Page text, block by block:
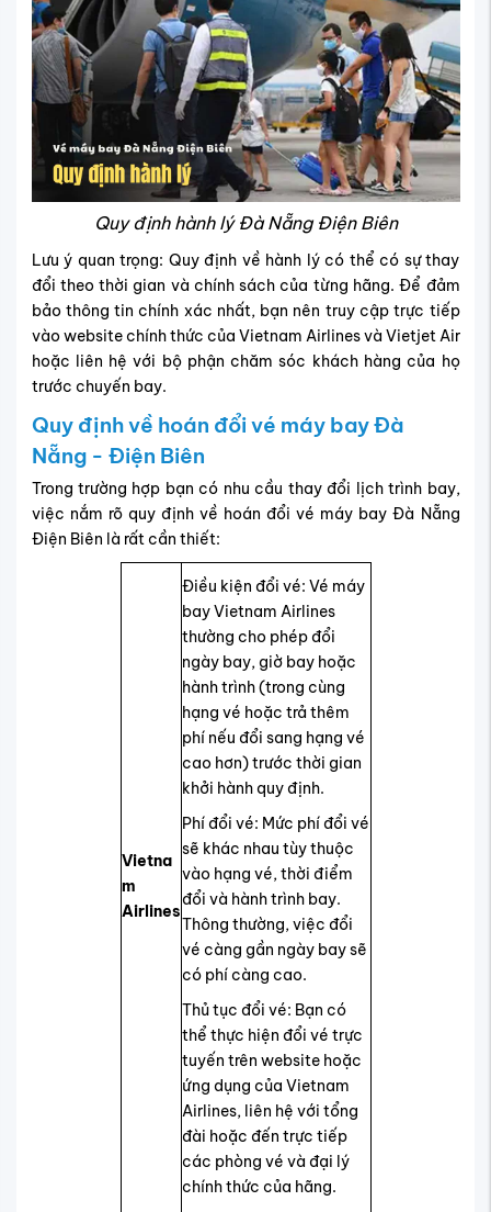
Quy định hành lý Đà Nẵng Điện Biên
Lưu ý quan trọng: Quy định về hành lý có thể có sự thay
đổi theo thời gian và chính sách của từng hãng. Để đảm
bảo thông tin chính xác nhất, bạn nên truy cập trực tiếp
vào website chính thức của Vietnam Airlines và Vietjet Air
hoặc liên hệ với bộ phận chăm sóc khách hàng của họ
trước chuyến bay.
Quy định về hoán đổi vé máy bay Đà
Nẵng - Điện Biên
Trong trường hợp bạn có nhu cầu thay đổi lịch trình bay,
việc nắm rõ quy định về hoán đổi vé máy bay Đà Nẵng
Điện Biên là rất cần thiết:
Vietna
m
Airlines
Điều kiện đổi vé: Vé máy
bay Vietnam Airlines
thường cho phép đổi
ngày bay, giờ bay hoặc
hành trình (trong cùng
hạng vé hoặc trả thêm
phí nếu đổi sang hạng vé
cao hơn) trước thời gian
khởi hành quy định.
Phí đổi vé: Mức phí đổi vé
sẽ khác nhau tùy thuộc
vào hạng vé, thời điểm
đổi và hành trình bay.
Thông thường, việc đổi
vé càng gần ngày bay sẽ
có phí càng cao.
Thủ tục đổi vé: Bạn có
thể thực hiện đổi vé trực
tuyến trên website hoặc
ứng dụng của Vietnam
Airlines, liên hệ với tổng
đài hoặc đến trực tiếp
các phòng vé và đại lý
chính thức của hãng.